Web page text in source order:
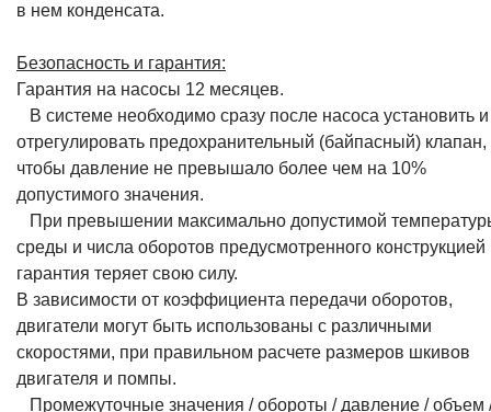
в нем конденсата.
Безопасность и гарантия:
Гарантия на насосы 12 месяцев.
В системе необходимо сразу после насоса установить и
отрегулировать предохранительный (байпасный) клапан,
чтобы давление не превышало более чем на 10%
допустимого значения.
При превышении максимально допустимой
среды и числа оборотов предусмотренного конструкцией
гарантия теряет свою силу.
В зависимости от коэффициента передачи оборотов,
двигатели могут быть использованы с различными
скоростями, при правильном расчете размеров шкивов
двигателя и помпы.
Промежуточные значения / обороты / давление / объем